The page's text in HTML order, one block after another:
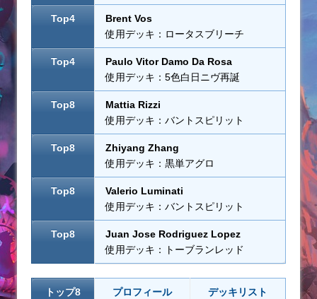
Top4
Brent Vos
使用デッキ：ロータスブリーチ
Top4
Paulo Vitor Damo Da Rosa
使用デッキ：5色白日ニヴ再誕
Top8
Mattia Rizzi
使用デッキ：バントスピリット
Top8
Zhiyang Zhang
使用デッキ：黒単アグロ
Top8
Valerio Luminati
使用デッキ：バントスピリット
Top8
Juan Jose Rodriguez Lopez
使用デッキ：トーブランレッド
トップ8 プロフィール デッキリスト